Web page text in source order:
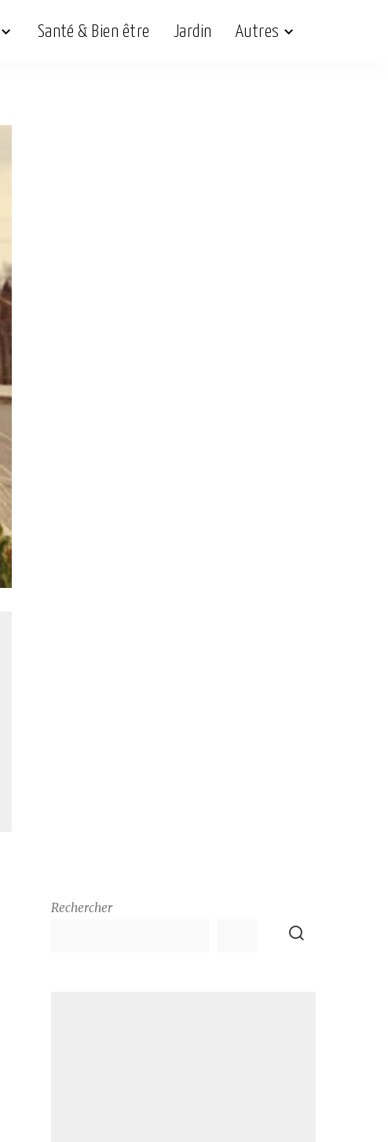
Santé & Bien être Jardin Autres
Rechercher